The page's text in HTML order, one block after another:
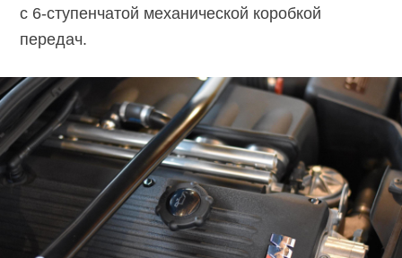
с 6-ступенчатой механической коробкой
передач.